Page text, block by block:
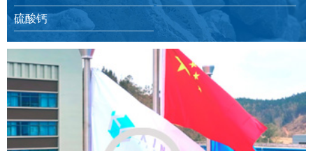
硫酸钙